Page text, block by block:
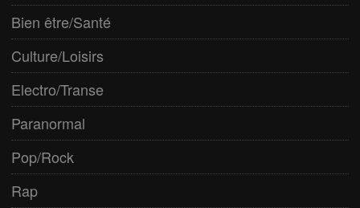
Bien être/Santé
Culture/Loisirs
Electro/Transe
Paranormal
Pop/Rock
Rap